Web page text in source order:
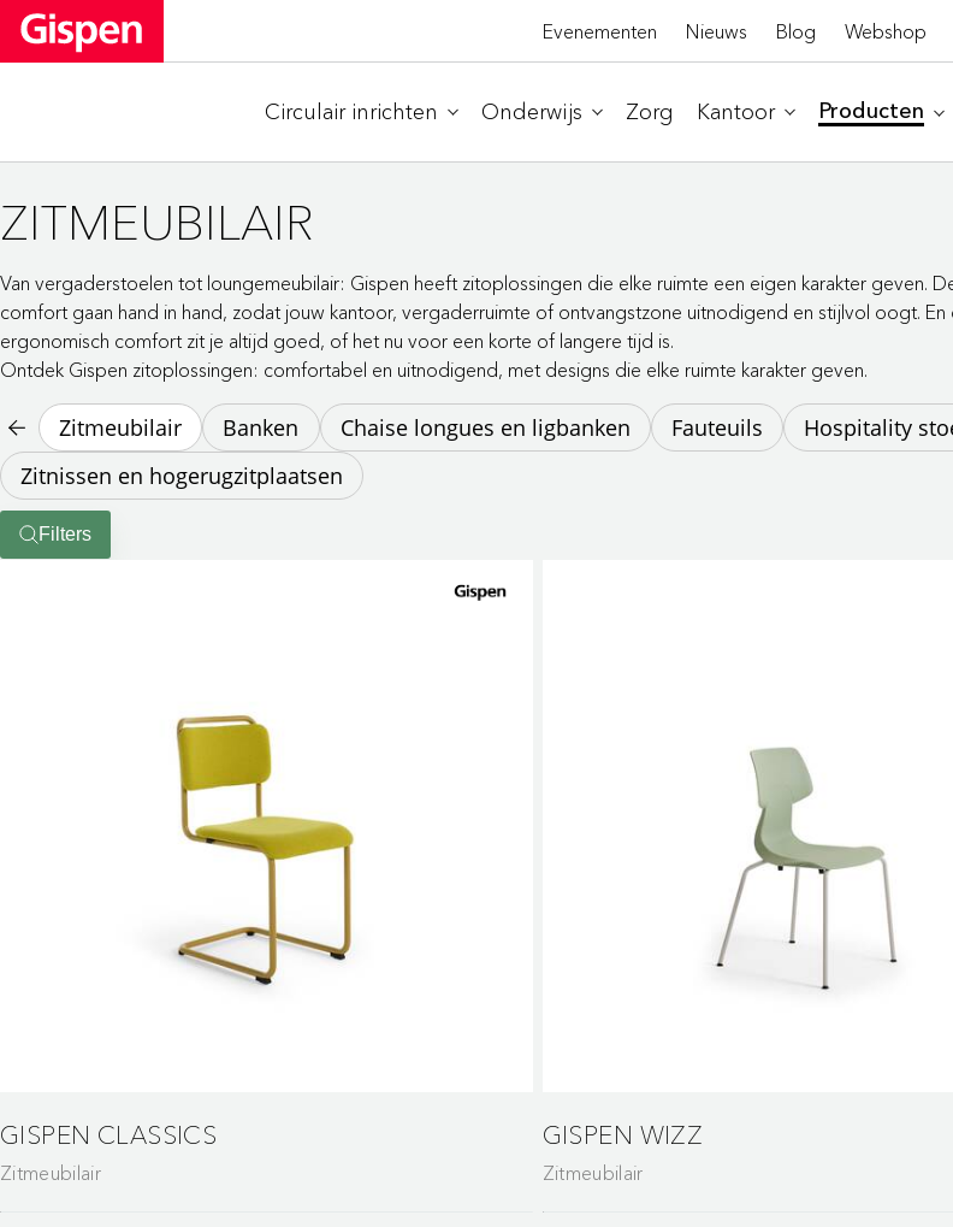
Evenementen Nieuws Blog Webshop
Circulair inrichten Onderwijs Zorg Kantoor Producten
ZITMEUBILAIR
Van vergaderstoelen tot loungemeubilair: Gispen heeft zitoplossingen die elke ruimte een eigen karakter geven.
comfort gaan hand in hand, zodat jouw kantoor, vergaderruimte of ontvangstzone uitnodigend en stijlvol oogt. En
ergonomisch comfort zit je altijd goed, of het nu voor een korte of langere tijd is.
Ontdek Gispen zitoplossingen: comfortabel en uitnodigend, met designs die elke ruimte karakter geven.
Zitmeubilair Banken Chaise longues en ligbanken Fauteuils Hospitality
Zitnissen en hogerugzitplaatsen
Filters
GISPEN CLASSICS
Zitmeubilair
GISPEN WIZZ
Zitmeubilair